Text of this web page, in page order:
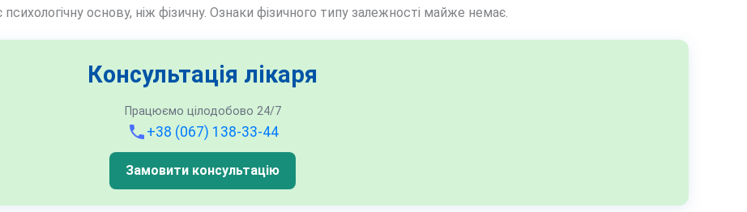
основу, ніж фізичну. Ознаки фізичного типу залежності майже немає.
Консультація лікаря
Працюємо цілодобово 24/7
+38 (067) 138-33-44
Замовити консультацію